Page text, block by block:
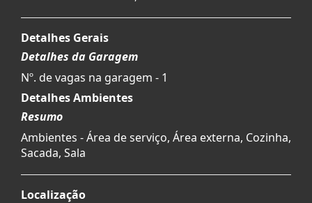
Detalhes Gerais
Detalhes da Garagem
Nº. de vagas na garagem - 1
Detalhes Ambientes
Resumo
Ambientes - Área de serviço, Área externa, Cozinha,
Sacada, Sala
Localização